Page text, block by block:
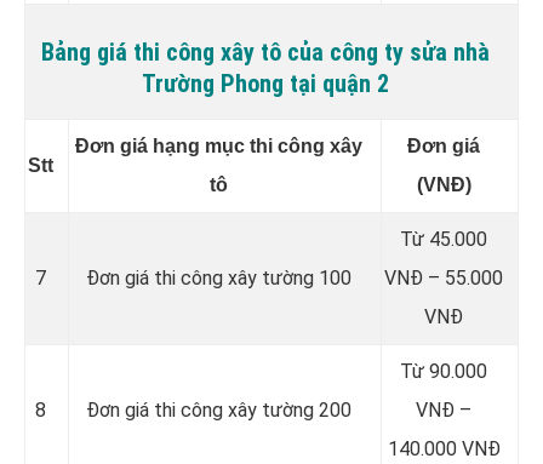
Bảng giá thi công xây tô của công ty sửa nhà
Trường Phong tại quận 2
Stt
Đơn giá hạng mục thi công xây
tô
Đơn giá
(VNĐ)
7 Đơn giá thi công xây tường 100
Từ 45.000
VNĐ – 55.000
VNĐ
8 Đơn giá thi công xây tường 200
Từ 90.000
VNĐ –
140.000 VNĐ